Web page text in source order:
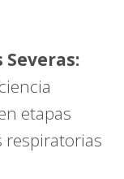
etapas
respiratorias